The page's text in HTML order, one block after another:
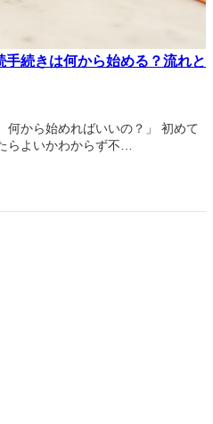
手続きは何から始める？流れと
何から始めればいいの？」 初めて
らよいかわからず不…